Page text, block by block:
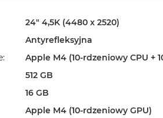
24" 4,5K (4480 x 2520)
Antyrefleksyjna
Apple M4 (10-rdzeniowy CPU +
512 GB
16 GB
Apple M4 (10-rdzeniowy GPU)